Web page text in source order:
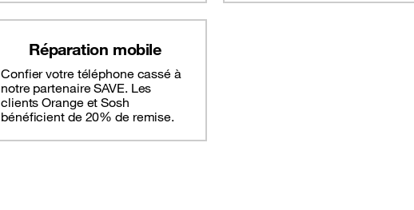
Réparation mobile
Confier votre téléphone cassé à
notre partenaire SAVE. Les
clients Orange et Sosh
bénéficient de 20% de remise.